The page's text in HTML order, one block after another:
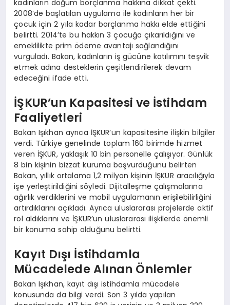
kadınların doğum borçlanma hakkına dikkat çekti.
2008’de başlatılan uygulama ile kadınların her bir
çocuk için 2 yıla kadar borçlanma hakkı elde ettiğini
belirtti. 2014’te bu hakkın 3 çocuğa çıkarıldığını ve
emeklilikte prim ödeme avantajı sağlandığını
vurguladı. Bakan, kadınların iş gücüne katılımını teşvik
etmek adına desteklerin çeşitlendirilerek devam
edeceğini ifade etti.
İŞKUR’un Kapasitesi ve İstihdam
Faaliyetleri
Bakan Işıkhan ayrıca İŞKUR’un kapasitesine ilişkin bilgiler
verdi. Türkiye genelinde toplam 160 birimde hizmet
veren İŞKUR, yaklaşık 10 bin personelle çalışıyor. Günlük
8 bin kişinin bizzat kuruma başvurduğunu belirten
Bakan, yıllık ortalama 1,2 milyon kişinin İŞKUR aracılığıyla
işe yerleştirildiğini söyledi. Dijitalleşme çalışmalarına
ağırlık verdiklerini ve mobil uygulamanın erişilebilirliğini
artırdıklarını açıkladı. Ayrıca uluslararası projelerde aktif
rol aldıklarını ve İŞKUR’un uluslararası ilişkilerde önemli
bir konuma sahip olduğunu belirtti.
Kayıt Dışı İstihdamla
Mücadelede Alınan Önlemler
Bakan Işıkhan, kayıt dışı istihdamla mücadele
konusunda da bilgi verdi. Son 3 yılda yapılan